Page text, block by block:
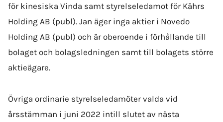
för kinesiska Vinda samt styrelseledamot för Kährs
Holding AB (publ). Jan äger inga aktier i Novedo
Holding AB (publ) och är oberoende i förhållande till
bolaget och bolags­ledningen samt till bolagets större
aktieägare.
Övriga ordinarie styrelseledamöter valda vid
årsstämman i juni 2022 intill slutet av nästa